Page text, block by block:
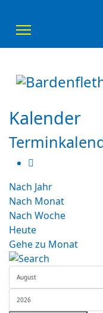
Kalender
Nach Jahr
Nach Monat
Nach Woche
Heute
Gehe zu Monat